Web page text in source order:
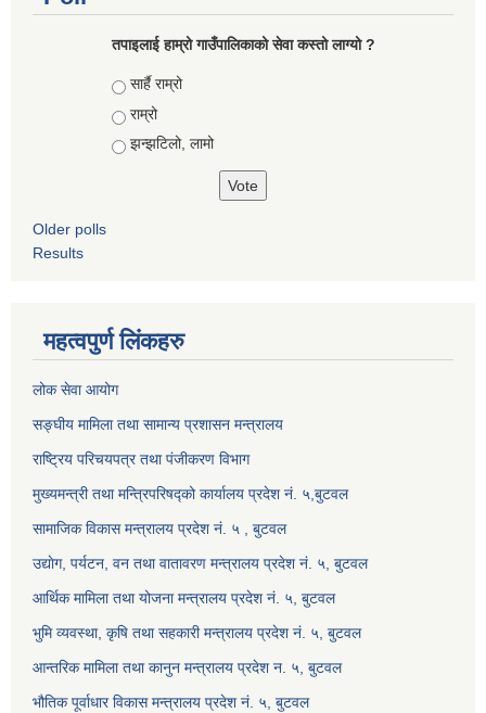
तपाइलाई हाम्रो गाउँपालिकाको सेवा कस्तो लाग्यो ?
Choices
सार्है राम्रो
राम्रो
झन्झटिलो, लामो
Older polls
Results
महत्वपुर्ण लिंकहरु
लोक सेवा आयोग
सङ्घीय मामिला तथा सामान्य प्रशासन मन्त्रालय
राष्ट्रिय परिचयपत्र तथा पंजीकरण विभाग
मुख्यमन्त्री तथा मन्त्रिपरिषद्को कार्यालय प्रदेश नं. ५,बुटवल
सामाजिक विकास मन्त्रालय प्रदेश नं. ५ , बुटवल
उद्याेग, पर्यटन, वन तथा वातावरण मन्त्रालय प्रदेश नं. ५, बुटवल
आर्थिक मामिला तथा योजना मन्त्रालय प्रदेश नं. ५, बुटवल
भुमि व्यवस्था, कृषि तथा सहकारी मन्त्रालय प्रदेश नं. ५, बुटवल
आन्तरिक मामिला तथा कानुन मन्त्रालय प्रदेश न. ५, बुटवल
भौतिक पूर्वाधार विकास मन्त्रालय प्रदेश नं. ५, बुटवल